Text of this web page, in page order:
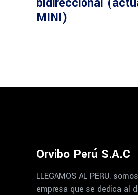
MINI)
Orvibo Perú S.A.C
LLEGAMOS AL PERU,
empresa que se dedica al